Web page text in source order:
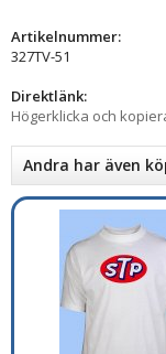
Artikelnummer:
327TV-51
Direktlänk:
Högerklicka och
Andra har även